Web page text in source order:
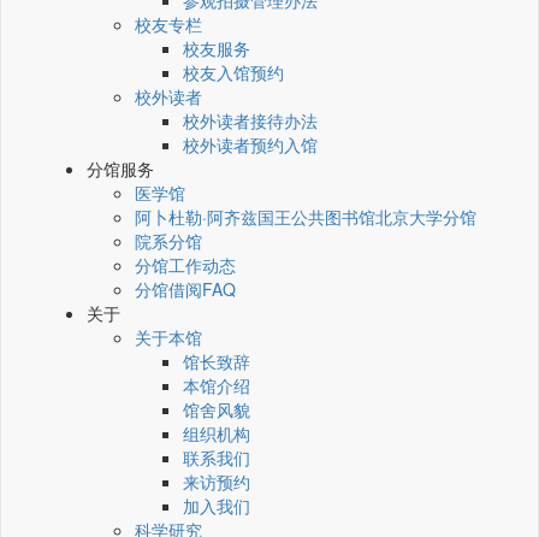
校友专栏
校友服务
校友入馆预约
校外读者
校外读者接待办法
校外读者预约入馆
分馆服务
医学馆
阿卜杜勒·阿齐兹国王公共图书馆北京大学分馆
院系分馆
分馆工作动态
分馆借阅FAQ
关于
关于本馆
馆长致辞
本馆介绍
馆舍风貌
组织机构
联系我们
来访预约
加入我们
科学研究